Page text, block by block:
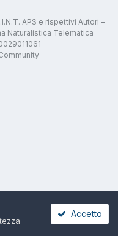
APS e rispettivi Autori –
Naturalistica Telematica
Accetto